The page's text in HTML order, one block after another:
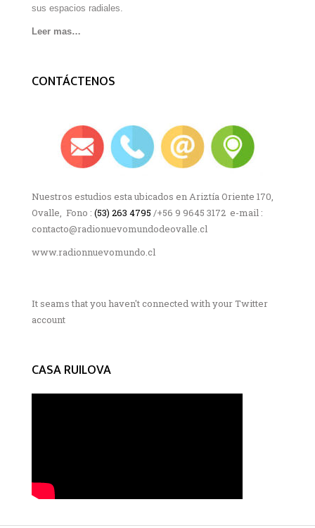
sus espacios radiales.
Leer mas…
CONTÁCTENOS
Nuestros estudios esta ubicados en Ariztía Oriente 170,
Ovalle, Fono : (53) 263 4795 /+56 9 9645 3172 e-mail :
contacto@radionuevomundodeovalle.cl
www.radionnuevomundo.cl
It seams that you haven't connected with your Twitter
account
CASA RUILOVA